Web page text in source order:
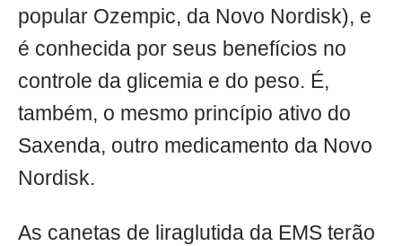
popular Ozempic, da Novo Nordisk), e
é conhecida por seus benefícios no
controle da glicemia e do peso. É,
também, o mesmo princípio ativo do
Saxenda, outro medicamento da Novo
Nordisk.
As canetas de liraglutida da EMS terão